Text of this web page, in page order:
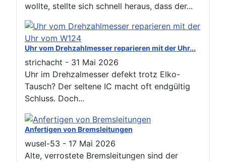
wollte, stellte sich schnell heraus, dass der...
Uhr vom Drehzahlmesser reparieren mit der Uhr...
strichacht - 31 Mai 2026
Uhr im Drehzalmesser defekt trotz Elko-
Tausch? Der seltene IC macht oft endgültig
Schluss. Doch...
Anfertigen von Bremsleitungen
wusel-53 - 17 Mai 2026
Alte, verrostete Bremsleitungen sind der